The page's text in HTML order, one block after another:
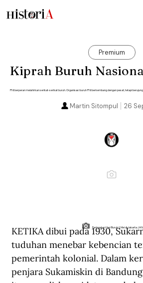
Premium
Kiprah Buruh
PNI berperan melahirkan serikat-serikat buruh. Organisasi buruh PNI berkembang dengan pesat, tetapi berujung
26
Martin Sitompul
Peringatan Hari Buruh 1 Mei di Jakarta.
KETIKA dibui pada 1930,
tuduhan menebar kebencian
pemerintah kolonial. Dalam
penjara Sukamiskin di